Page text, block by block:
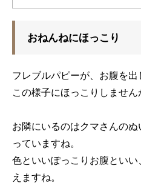
おねんねにほっこり
フレブルパピーが、お腹を出
この様子にほっこりしません
お隣にいるのはクマさんの
っていますね。
色といいぽっこりお腹とい
えますね。